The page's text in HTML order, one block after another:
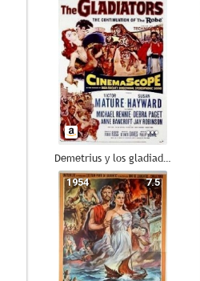
Demetrius y los gladiadores
7.5
1954